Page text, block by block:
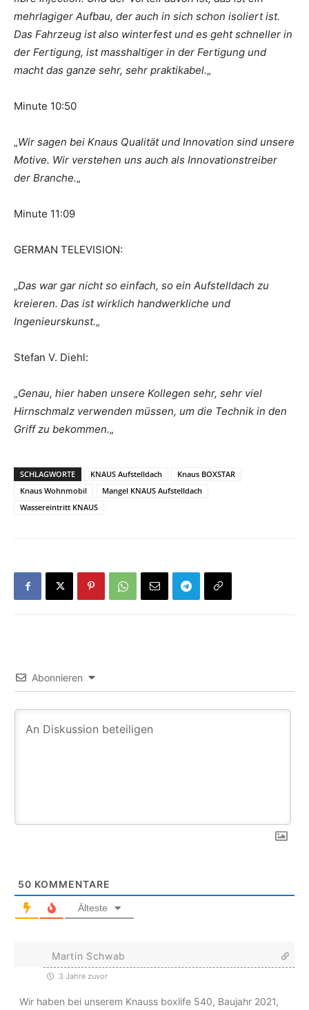
mehrlagiger Aufbau, der auch in sich schon isoliert ist.
Das Fahrzeug ist also winterfest und es geht schneller in
der Fertigung, ist masshaltiger in der Fertigung und
macht das ganze sehr, sehr praktikabel.„
Minute 10:50
„Wir sagen bei Knaus Qualität und Innovation sind unsere
Motive. Wir verstehen uns auch als Innovationstreiber
der Branche.„
Minute 11:09
GERMAN TELEVISION:
„Das war gar nicht so einfach, so ein Aufstelldach zu
kreieren. Das ist wirklich handwerkliche und
Ingenieurskunst.„
Stefan V. Diehl:
„Genau, hier haben unsere Kollegen sehr, sehr viel
Hirnschmalz verwenden müssen, um die Technik in den
Griff zu bekommen.„
SCHLAGWORTE KNAUS Aufstelldach
Knaus BOXSTAR
Knaus Wohnmobil
Mangel KNAUS Aufstelldach
Wassereintritt KNAUS
Abonnieren
50 KOMMENTARE
Älteste
Martin Schwab
3 Jahre zuvor
Wir haben bei unserem Knauss boxlife 540, Baujahr 2021,